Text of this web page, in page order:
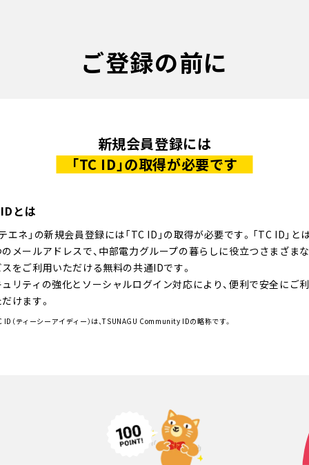
ご登録の前に
新規会員登録には
「TC ID」の取得が必要です
とは
エネ」の新規会員登録には「TC ID」の取得が必要です。「TC ID」と
メールアドレスで、中部電力グループの暮らしに役立つさまざま
をご利用いただける無料の共通IDです。
リティの強化とソーシャルログイン対応により、便利で安全にご
けます。
ID（ティーシーアイディー）は、TSUNAGU Community IDの略称です。